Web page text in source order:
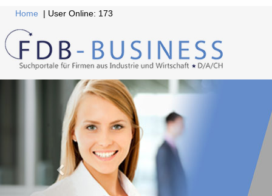
Home | User Online: 173